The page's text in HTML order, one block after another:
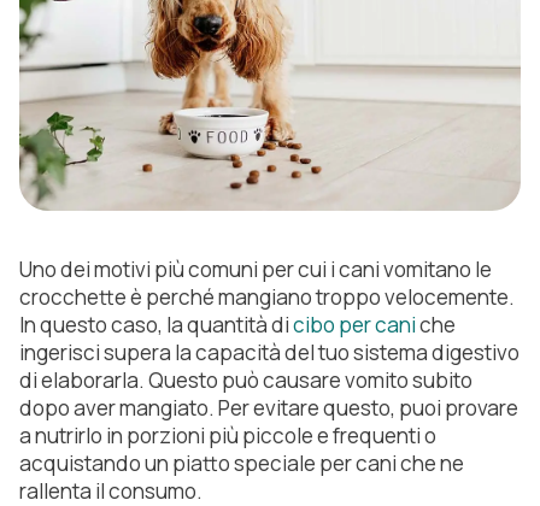
Uno dei motivi più comuni per cui i cani vomitano le
crocchette è perché mangiano troppo velocemente.
In questo caso, la quantità dicibo per caniche
ingerisci supera la capacità del tuo sistema digestivo
di elaborarla. Questo può causare vomito subito
dopo aver mangiato. Per evitare questo, puoi provare
a nutrirlo in porzioni più piccole e frequenti o
acquistando un piatto speciale per cani che ne
rallenta il consumo.